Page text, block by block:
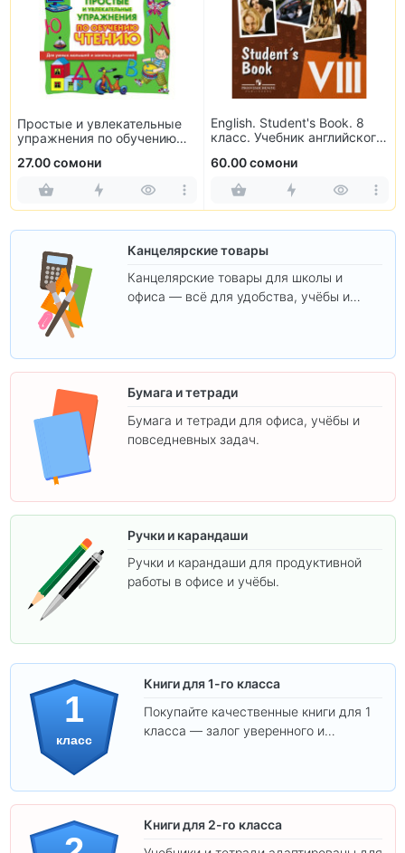
Простые и увлекательные
упражнения по обучению
27.00 сомони
English. Student's Book. 8
класс. Учебник английского
60.00 сомони
Канцелярские товары
Канцелярские товары для школы и
офиса — всё для удобства, учёбы и
Бумага и тетради
Бумага и тетради для офиса, учёбы и
повседневных задач.
Ручки и карандаши
Ручки и карандаши для продуктивной
работы в офисе и учёбы.
1
класс
Книги для 1-го класса
Покупайте качественные книги для 1
класса — залог уверенного и
Книги для 2-го класса